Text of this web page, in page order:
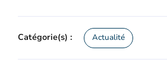
Catégorie(s) : Actualité